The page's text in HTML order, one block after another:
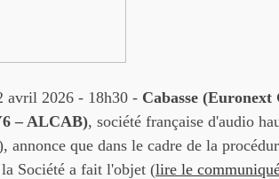
avril 2026 - 18h30 - Cabasse
– ALCAB), société française d'audio
annonce que dans le cadre de la
Société a fait l'objet (lire le